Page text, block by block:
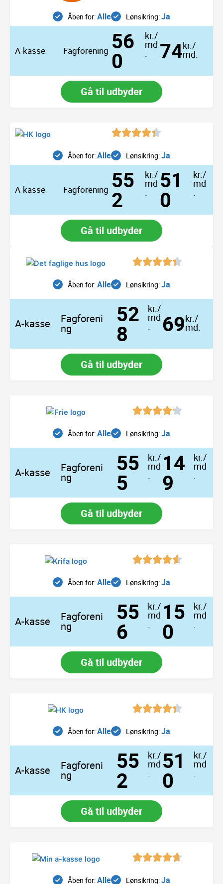
Åben for:Alle Lønsikring:Ja
A-kasse Fagforening 56
0
kr./
md 74kr./
md.
Gå til udbyder
Åben for:Alle Lønsikring:Ja
A-kasse Fagforening 55
2
kr./
md 51
0
kr./
md
Gå til udbyder
Åben for:Alle Lønsikring:Ja
A-kasse Fagforeni
ng
52
8
kr./
md 69kr./
md.
Gå til udbyder
Åben for:Alle Lønsikring:Ja
A-kasse Fagforeni
ng
55
5
kr./
md 14
9
kr./
md
Gå til udbyder
Åben for:Alle Lønsikring:Ja
A-kasse Fagforeni
ng
55
6
kr./
md 15
0
kr./
md
Gå til udbyder
Åben for:Alle Lønsikring:Ja
A-kasse Fagforeni
ng
55
2
kr./
md 51
0
kr./
md
Gå til udbyder
Åben for:Alle Lønsikring:Ja
i
e
i
e
e
e